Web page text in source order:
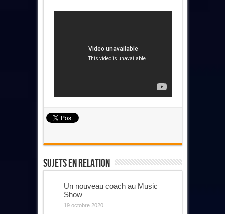
Sujets En Relation
Un nouveau coach au Music
Show
19 octobre 2020